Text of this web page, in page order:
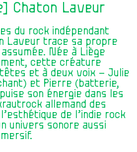
Chaton Laveur
du rock indépendant
Laveur trace sa propre
Née à Liège
cette créature
et à deux voix – Julie
et Pierre (batterie,
son énergie dans les
allemand des
de l’indie rock
univers sonore aussi